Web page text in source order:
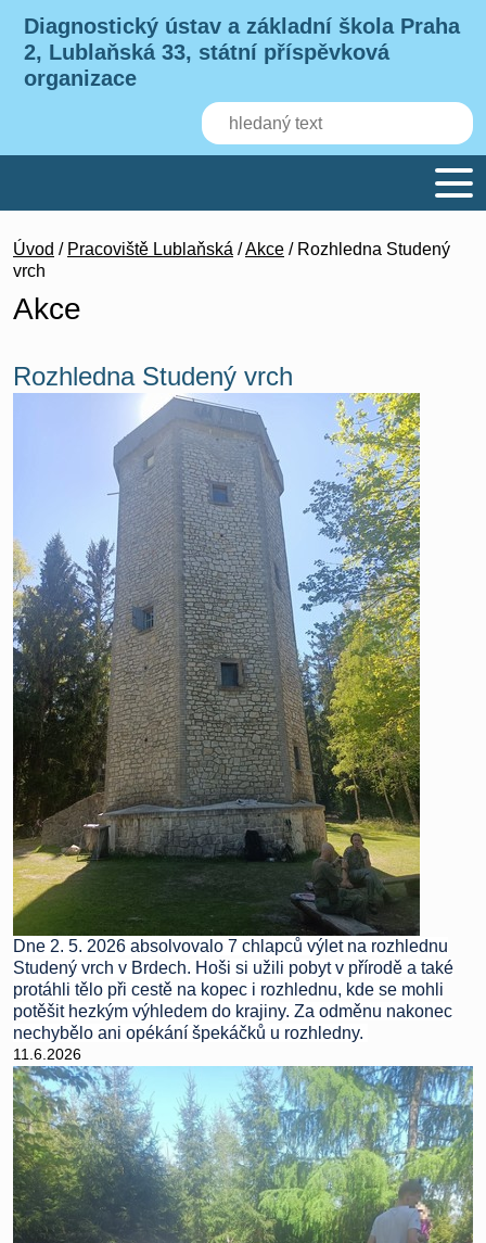
Diagnostický ústav a základní škola Praha
2, Lublaňská 33, státní příspěvková
organizace
Akce
Úvod / Pracoviště Lublaňská /Akce / Rozhledna Studený
vrch
Rozhledna Studený vrch
Dne 2. 5. 2026 absolvovalo 7 chlapců výlet na rozhlednu
Studený vrch v Brdech. Hoši si užili pobyt v přírodě a také
protáhli tělo při cestě na kopec i rozhlednu, kde se mohli
potěšit hezkým výhledem do krajiny. Za odměnu nakonec
nechybělo ani opékání špekáčků u rozhledny.
11.6.2026